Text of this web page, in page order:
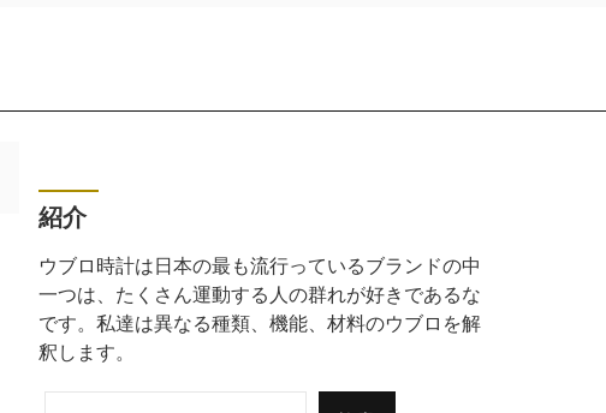
紹介
ウブロ時計は日本の最も流行っているブランドの中
一つは、たくさん運動する人の群れが好きであるな
です。私達は異なる種類、機能、材料のウブロを解
釈します。